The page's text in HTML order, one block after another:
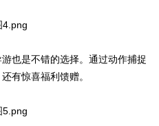
是不错的选择。通过动作捕捉
有惊喜福利馈赠。